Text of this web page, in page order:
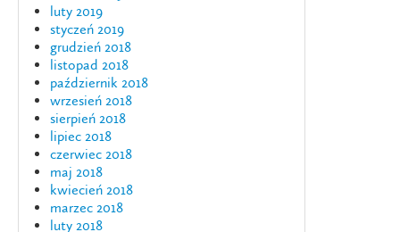
luty 2019
styczeń 2019
grudzień 2018
listopad 2018
październik 2018
wrzesień 2018
sierpień 2018
lipiec 2018
czerwiec 2018
maj 2018
kwiecień 2018
marzec 2018
luty 2018